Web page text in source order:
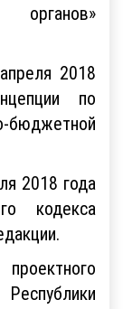
2018
по
2018 года
кодекса